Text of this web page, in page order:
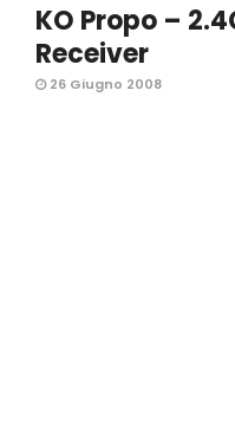
KO Propo –
Receiver
26 Giugno 2008